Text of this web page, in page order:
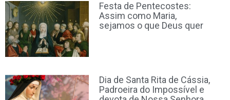
Festa de Pentecostes:
Assim como Maria,
sejamos o que Deus quer
Dia de Santa Rita de Cássia,
Padroeira do Impossível e